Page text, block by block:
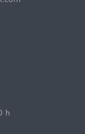
h